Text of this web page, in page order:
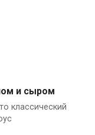
и сыром
классический